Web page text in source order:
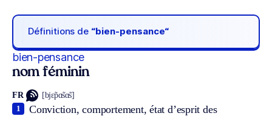
Définitions de “bien-pensance“
bien-pensance
nom féminin
FR [bjɛ̃pɑ̃sɑ̃s]
Conviction, comportement, état d’esprit des
1